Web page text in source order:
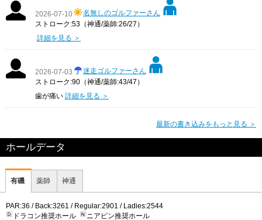
2026-07-10
名無しのゴルファーさん
ストローク:53（神通/薬師:26/27）
詳細を見る ＞
2026-07-03
迷走ゴルファーさん
ストローク:90（神通/薬師:43/47）
歯が痛い 詳細を見る ＞
最新の書き込みをもっと見る ＞
ホールデータ
有磯 薬師 神通
PAR:36 / Back:3261 / Regular:2901 / Ladies:2544
ドラコン推奨ホール
ニアピン推奨ホール